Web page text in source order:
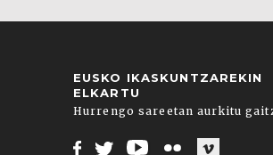
EUSKO IKASKUNTZAREKIN
ELKARTU
Hurrengo sareetan aurkitu